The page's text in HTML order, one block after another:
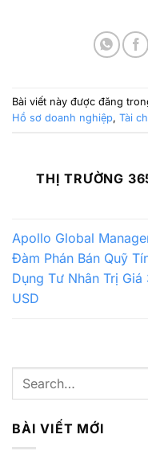
Bài viết này được đăng
Hồ sơ doanh nghiệp, Tài
THỊ TRƯỜNG
Apollo Global
Đàm Phán Bán Quỹ
Dụng Tư Nhân Trị Giá
USD
BÀI VIẾT MỚI